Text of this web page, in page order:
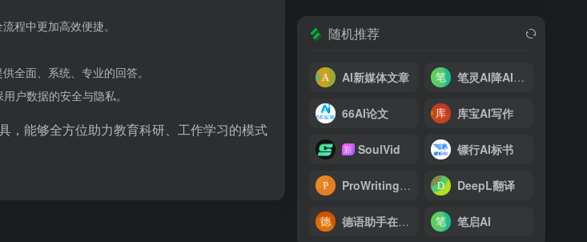
程中更加高效便捷。
全面、系统、专业的回答。
户数据的安全与隐私。
，能够全方位助力教育科研、工作学习的模式
随机推荐
AI新媒体文章 笔灵AI降AIGC痕迹
66AI论文 库宝AI写作
新 SoulVid 镖行AI标书
ProWritingAid DeepL翻译
德语助手在线翻译 笔启AI